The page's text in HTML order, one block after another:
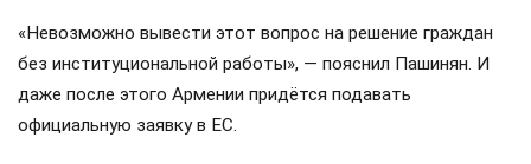
«Невозможно вывести этот вопрос на решение граждан
без институциональной работы», — пояснил Пашинян. И
даже после этого Армении придётся подавать
официальную заявку в ЕС.